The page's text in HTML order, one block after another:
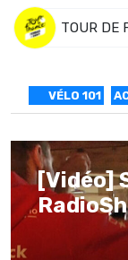
TOUR DE
VÉLO 101
[Vidéo]